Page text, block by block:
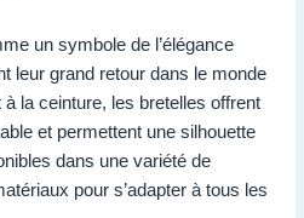
un symbole de l’élégance
leur grand retour dans le monde
la ceinture, les bretelles offrent
et permettent une silhouette
dans une variété de
pour s’adapter à tous les